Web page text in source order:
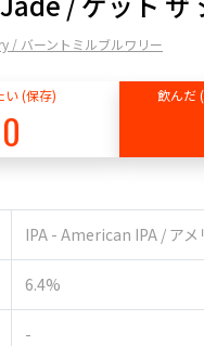
/ バーントミルブルワリー
い (保存)
0
飲んだ
IPA - American IPA / アメ
6.4%
-